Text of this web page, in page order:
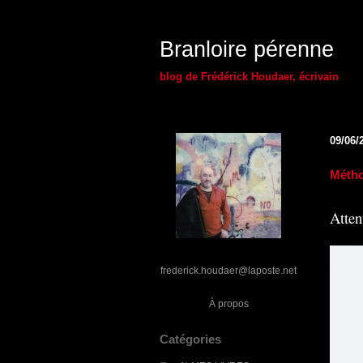
Branloire pérenne
blog de Frédérick Houdaer, écrivain
frederick.houdaer@laposte.net
À propos
Catégories
09/06/